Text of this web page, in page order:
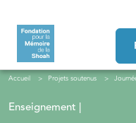
Fil d'Ariane
Accueil Projets soutenus
Enseignement |